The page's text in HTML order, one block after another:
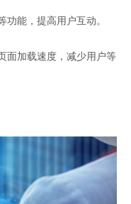
能，提高用户互动。
面加载速度，减少用户等